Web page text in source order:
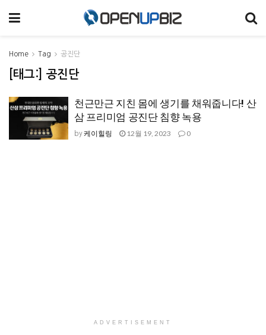
Home Tag 공진단
[태그:] 공진단
천근만근 지친 몸에 생기를 채워줍니다! 산
삼 프리미엄 공진단 침향 녹용
by케이힐링 12월 19, 2023 0
ADVERTISEMENT